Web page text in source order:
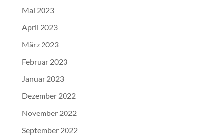
Mai 2023
April 2023
März 2023
Februar 2023
Januar 2023
Dezember 2022
November 2022
September 2022